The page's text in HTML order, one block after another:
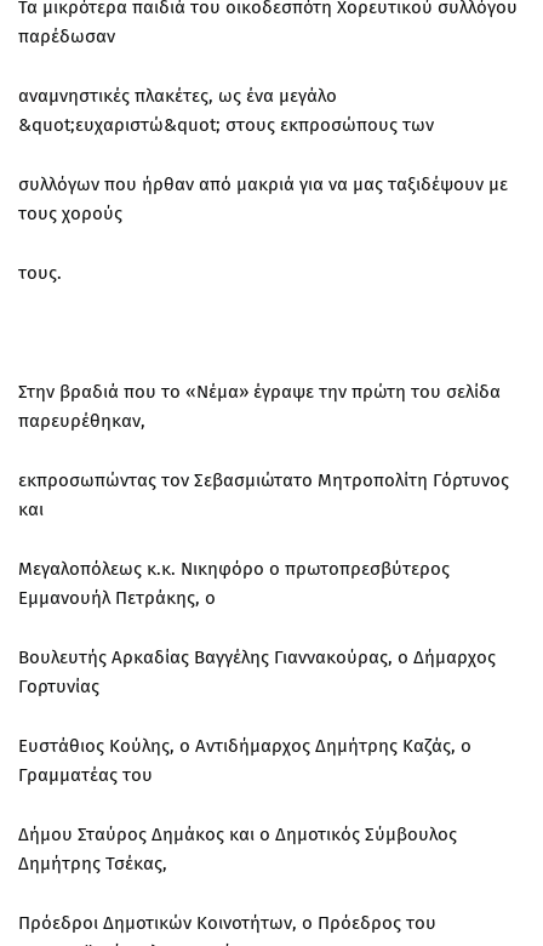
Τα μικρότερα παιδιά του οικοδεσπότη Χορευτικού συλλόγου
παρέδωσαν
αναμνηστικές πλακέτες, ως ένα μεγάλο
&quot;ευχαριστώ&quot; στους εκπροσώπους των
συλλόγων που ήρθαν από μακριά για να μας ταξιδέψουν με
τους χορούς
τους.
Στην βραδιά που το «Νέμα» έγραψε την πρώτη του σελίδα
παρευρέθηκαν,
εκπροσωπώντας τον Σεβασμιώτατο Μητροπολίτη Γόρτυνος
και
Μεγαλοπόλεως κ.κ. Νικηφόρο ο πρωτοπρεσβύτερος
Εμμανουήλ Πετράκης, ο
Βουλευτής Αρκαδίας Βαγγέλης Γιαννακούρας, ο Δήμαρχος
Γορτυνίας
Ευστάθιος Κούλης, ο Αντιδήμαρχος Δημήτρης Καζάς, ο
Γραμματέας του
Δήμου Σταύρος Δημάκος και ο Δημοτικός Σύμβουλος
Δημήτρης Τσέκας,
Πρόεδροι Δημοτικών Κοινοτήτων, ο Πρόεδρος του